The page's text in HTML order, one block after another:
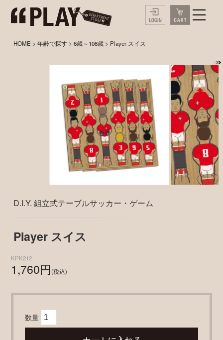
HOME >年齢で探す >6歳～108歳 > Player スイス
D.I.Y. 組立式テーブルサッカー・ゲーム
Player スイス
KPK212
1,760円(税込)
数量